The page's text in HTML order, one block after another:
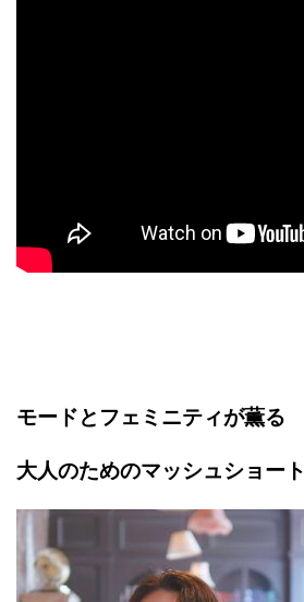
モードとフェミニティが薫る
大人のためのマッシュショート